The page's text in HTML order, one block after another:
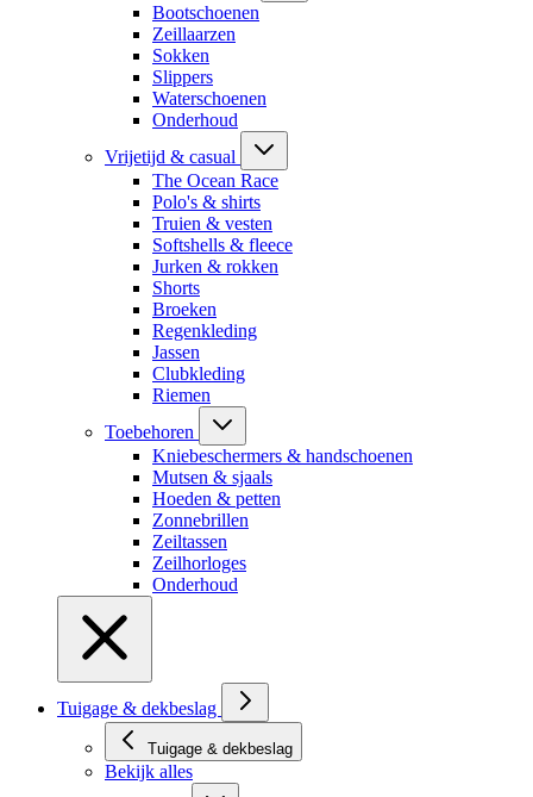
Bootschoenen
Zeillaarzen
Sokken
Slippers
Waterschoenen
Onderhoud
Vrijetijd & casual
The Ocean Race
Polo's & shirts
Truien & vesten
Softshells & fleece
Jurken & rokken
Shorts
Broeken
Regenkleding
Jassen
Clubkleding
Riemen
Toebehoren
Kniebeschermers & handschoenen
Mutsen & sjaals
Hoeden & petten
Zonnebrillen
Zeiltassen
Zeilhorloges
Onderhoud
Tuigage & dekbeslag
Tuigage & dekbeslag
Bekijk alles